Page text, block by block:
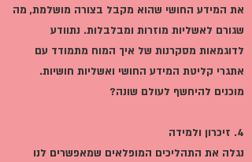
את המידע החושי שהוא מקבל בצורה מושלמת, מה
שגורם לאשליות מוזרות ומבלבלות. נתוודע
לדוגמאות מסקרנות של איך המוח מתמודד עם
אתגרי קליטת המידע החושי ואשליות חושיות.
מוכנים להיחשף לעולם שונה?
4. זיכרון ולמידה
נגלה את התהליכים המופלאים שמאפשרים לנו